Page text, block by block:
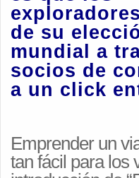
de su
mundial a
socios de
a un click
Emprender un
tan fácil para los